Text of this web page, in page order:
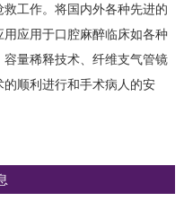
工作。将国内外各种先进的
应用于口腔麻醉临床如各种
量稀释技术、纤维支气管镜
顺利进行和手术病人的安